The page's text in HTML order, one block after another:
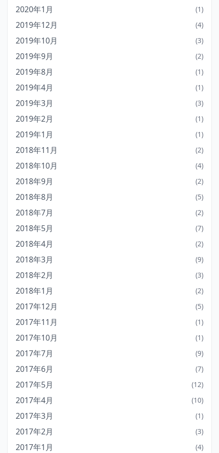
2020年1月 (1)
2019年12月 (4)
2019年10月 (3)
2019年9月 (2)
2019年8月 (1)
2019年4月 (1)
2019年3月 (3)
2019年2月 (1)
2019年1月 (1)
2018年11月 (2)
2018年10月 (4)
2018年9月 (2)
2018年8月 (5)
2018年7月 (2)
2018年5月 (7)
2018年4月 (2)
2018年3月 (9)
2018年2月 (3)
2018年1月 (2)
2017年12月 (5)
2017年11月 (1)
2017年10月 (1)
2017年7月 (9)
2017年6月 (7)
2017年5月 (12)
2017年4月 (10)
2017年3月 (1)
2017年2月 (3)
2017年1月 (4)